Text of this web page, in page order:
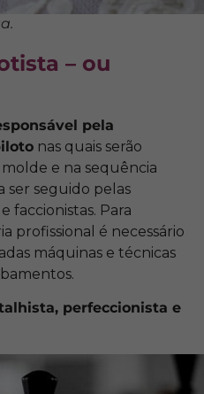
– ou
pela
nas quais serão
e na sequência
ser seguido pelas
faccionistas. Para
profissional é necessário
máquinas e técnicas
perfeccionista e